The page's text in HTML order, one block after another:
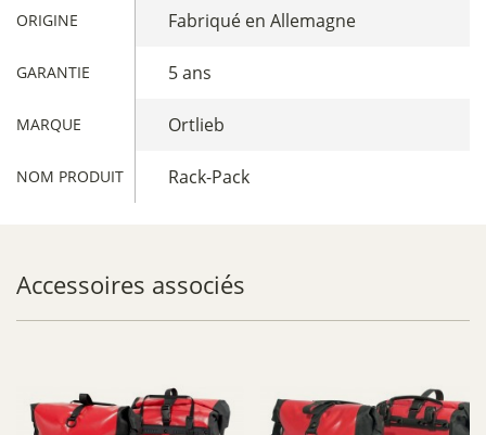
ORIGINE Fabriqué en Allemagne
GARANTIE 5 ans
MARQUE Ortlieb
NOM PRODUIT Rack-Pack
Accessoires associés